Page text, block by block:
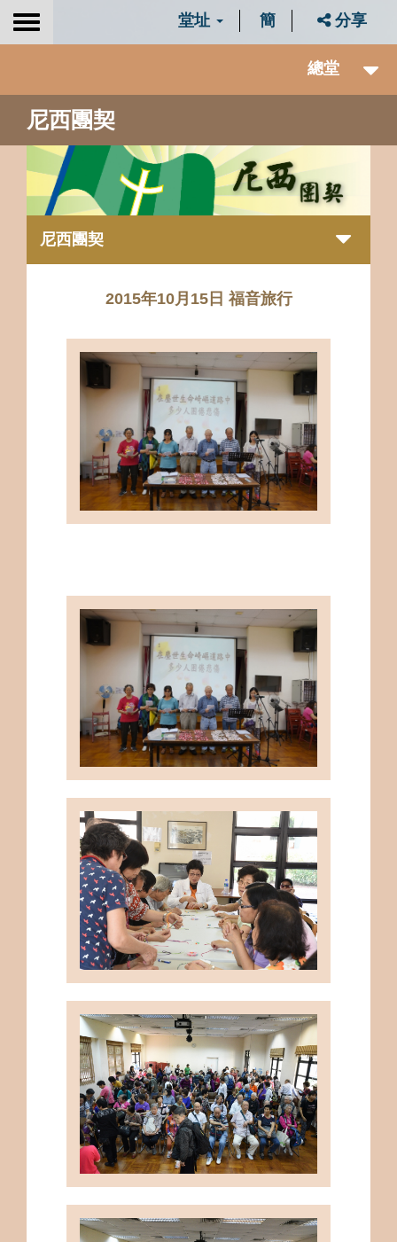
Toggle
堂址 簡 分享
總堂
尼西團契
尼西團契
2015年10月15日 福音旅行